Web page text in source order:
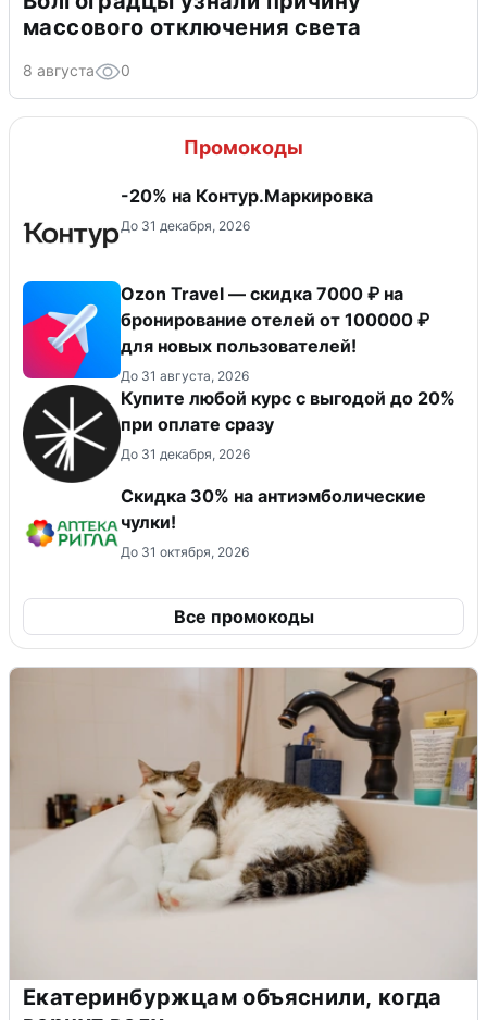
массового отключения света
8 августа 0
Промокоды
-20% на Контур.Маркировка
До 31 декабря, 2026
Ozon Travel — скидка 7000 ₽ на
бронирование отелей от 100000 ₽
для новых пользователей!
До 31 августа, 2026
Купите любой курс с выгодой до 20%
при оплате сразу
До 31 декабря, 2026
Скидка 30% на антиэмболические
чулки!
До 31 октября, 2026
Все промокоды
Екатеринбуржцам объяснили, когда